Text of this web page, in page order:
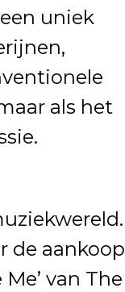
uniek
als het
de aankoop
van The